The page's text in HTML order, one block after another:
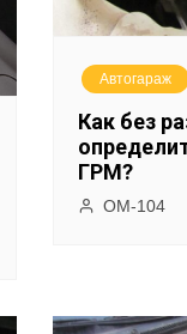
Автогараж
Как без
ГРМ?
ОМ-104